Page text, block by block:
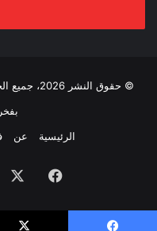
© حقوق النشر 2026، جميع الحقوق محفوظة |
بفخر
الرئيسية
عن
فيسبوك